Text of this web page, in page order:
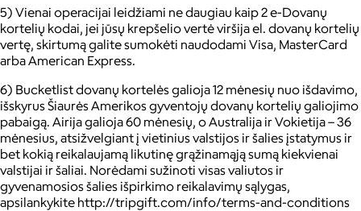
5) Vienai operacijai leidžiami ne daugiau kaip 2 e-Dovanų
kortelių kodai, jei jūsų krepšelio vertė viršija el. dovanų kortelių
vertę, skirtumą galite sumokėti naudodami Visa, MasterCard
arba American Express.
6) Bucketlist dovanų kortelės galioja 12 mėnesių nuo išdavimo,
išskyrus Šiaurės Amerikos gyventojų dovanų kortelių galiojimo
pabaigą. Airija galioja 60 mėnesių, o Australija ir Vokietija – 36
mėnesius, atsižvelgiant į vietinius valstijos ir šalies įstatymus ir
bet kokią reikalaujamą likutinę grąžinamąją sumą kiekvienai
valstijai ir šaliai. Norėdami sužinoti visas valiutos ir
gyvenamosios šalies išpirkimo reikalavimų sąlygas,
apsilankykite http://tripgift.com/info/terms-and-conditions